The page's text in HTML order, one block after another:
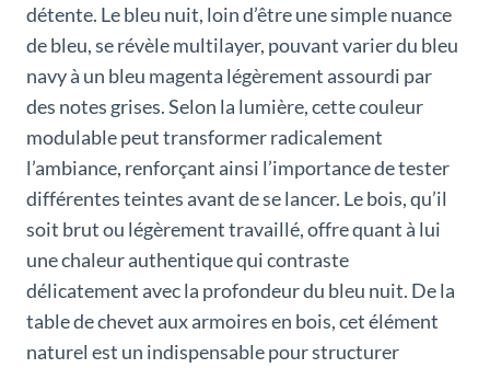
détente. Le bleu nuit, loin d’être une simple nuance
de bleu, se révèle multilayer, pouvant varier du bleu
navy à un bleu magenta légèrement assourdi par
des notes grises. Selon la lumière, cette couleur
modulable peut transformer radicalement
l’ambiance, renforçant ainsi l’importance de tester
différentes teintes avant de se lancer. Le bois, qu’il
soit brut ou légèrement travaillé, offre quant à lui
une chaleur authentique qui contraste
délicatement avec la profondeur du bleu nuit. De la
table de chevet aux armoires en bois, cet élément
naturel est un indispensable pour structurer